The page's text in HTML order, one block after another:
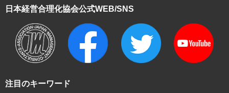
注目のキーワード
日本経営合理化協会公式WEB/SNS